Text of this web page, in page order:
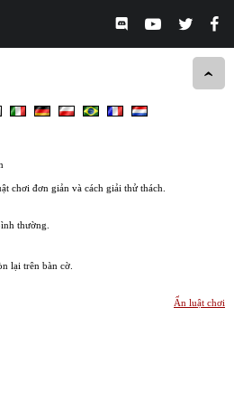
chơi đơn giản và cách giải thử thách.
thường.
lại trên bàn cờ.
Ẩn luật chơi